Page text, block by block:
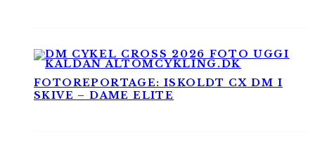
FOTOREPORTAGE: ISKOLDT CX DM I
SKIVE – DAME ELITE